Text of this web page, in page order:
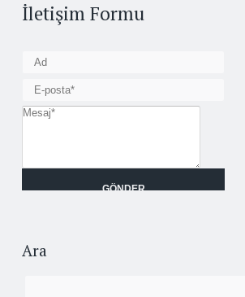
İletişim Formu
Ara